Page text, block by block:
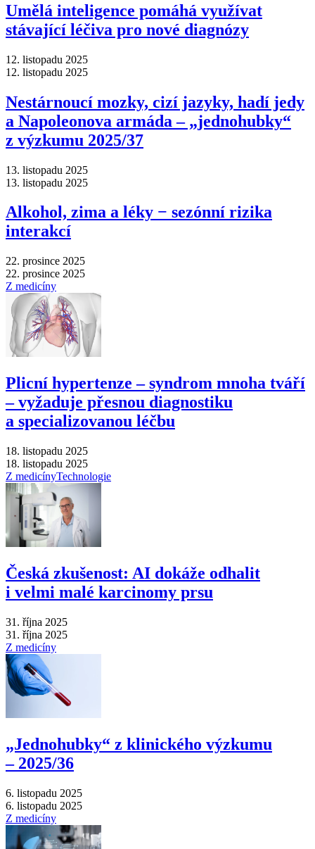
Umělá inteligence pomáhá využívat
stávající léčiva pro nové diagnózy
12. listopadu 2025
12. listopadu 2025
Nestárnoucí mozky, cizí jazyky, hadí jedy
a Napoleonova armáda –⁠ „jednohubky“
z výzkumu 2025/37
13. listopadu 2025
13. listopadu 2025
Alkohol, zima a léky −⁠ sezónní rizika
interakcí
22. prosince 2025
22. prosince 2025
Z medicíny
Plicní hypertenze –⁠ syndrom mnoha tváří
–⁠ vyžaduje přesnou diagnostiku
a specializovanou léčbu
18. listopadu 2025
18. listopadu 2025
Z medicínyTechnologie
Česká zkušenost: AI dokáže odhalit
i velmi malé karcinomy prsu
31. října 2025
31. října 2025
Z medicíny
„Jednohubky“ z klinického výzkumu
–⁠ 2025/36
6. listopadu 2025
6. listopadu 2025
Z medicíny